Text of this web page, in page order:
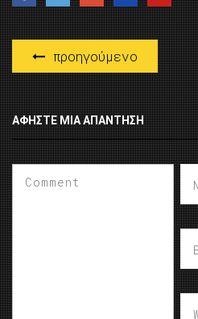
προηγούμενο
ΑΦΉΣΤΕ ΜΙΑ ΑΠΆΝΤΗΣΗ